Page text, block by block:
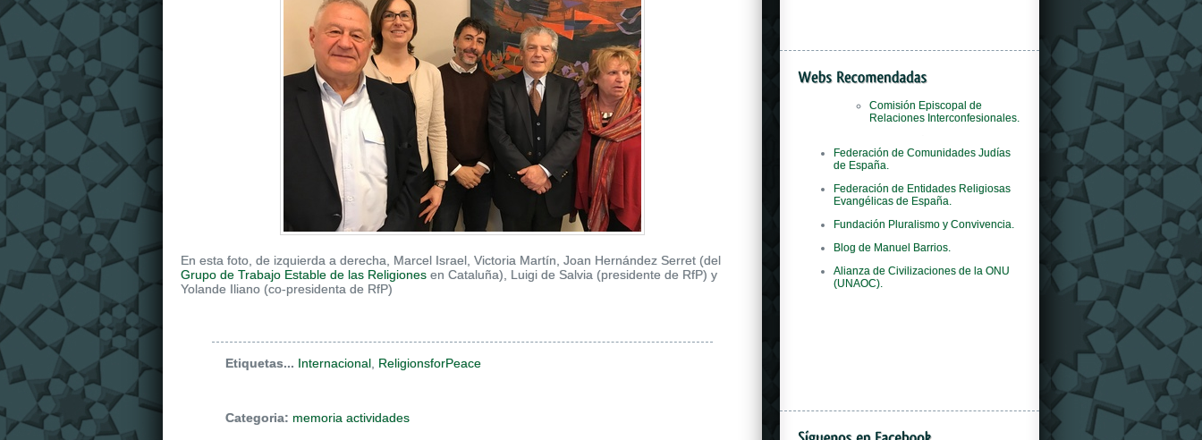
En esta foto, de izquierda a derecha, Marcel Israel, Victoria Martín, Joan Hernández Serret (del
Grupo de Trabajo Estable de las Religiones en Cataluña), Luigi de Salvia (presidente de RfP) y
Yolande Iliano (co-presidenta de RfP)
Etiquetas... Internacional ReligionsforPeace
Categoria: memoria actividades
Comisión Episcopal de
Relaciones Interconfesionales.
del marchio ad adottare questo concept
innovativo.
Federación de Comunidades Judías
de España.
Federación de Entidades Religiosas
Evangélicas de España.
Fundación Pluralismo y Convivencia.
Blog de Manuel Barrios.
Alianza de Civilizaciones de la ONU
(UNAOC).